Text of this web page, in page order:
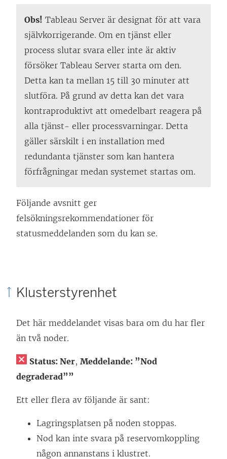
Obs! Tableau Server är designat för att vara
självkorrigerande. Om en tjänst eller
process slutar svara eller inte är aktiv
försöker Tableau Server starta om den.
Detta kan ta mellan 15 till 30 minuter att
slutföra. På grund av detta kan det vara
kontraproduktivt att omedelbart reagera på
alla tjänst- eller processvarningar. Detta
gäller särskilt i en installation med
redundanta tjänster som kan hantera
förfrågningar medan systemet startas om.
Följande avsnitt ger
felsökningsrekommendationer för
statusmeddelanden som du kan se.
Klusterstyrenhet
Det här meddelandet visas bara om du har fler
än två noder.
Status: Ner, Meddelande: ”Nod
degraderad””
Ett eller flera av följande är sant:
Lagringsplatsen på noden stoppas.
Nod kan inte svara på reservomkoppling
någon annanstans i klustret.